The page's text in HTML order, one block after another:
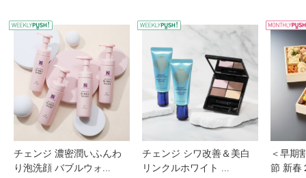
WEEKLY PUSH
チェンジ 濃密潤いふんわ
り泡洗顔 バブルウォ...
チェンジ シワ改善＆美白
リンクルホワイト ...
＜早期
節 新春